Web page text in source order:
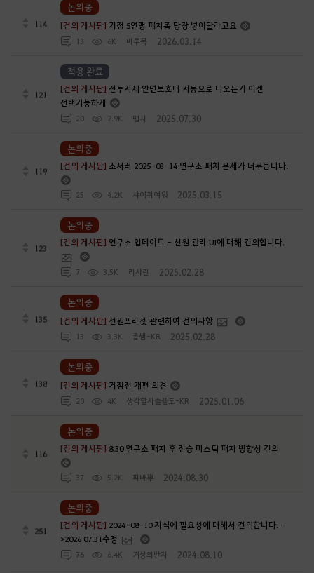
114 [건의 게시판] 거점 5연맹 패치좀 당장 넣어달라고요
13 6K 미루목 2026.03.14
논의중
121
[건의 게시판] 전투자세 안면보호대 자동으로 나오는거 이젠
선택가능하게
20 2.9K 맵시 2025.07.30
적용 완료
119 [건의 게시판]소서러 2025-03-14 연구소 패치 문제가 너무큽니다.
25 4.2K 샤이귀여워 2025.03.15
논의중
123
[건의 게시판] 연구소 업데이트 - 선원 관리 UI에 대해 건의합니다.
7 3.5K 리사린 2025.02.28
논의중
135 [건의 게시판]선원프리셋 관련하여 건의사항
13 3.3K 좀썜-KR 2025.02.28
논의중
138 [건의 게시판] 거점전 개편 의견
20 4K 생각할사슬플도-KR 2025.01.06
논의중
116 [건의 게시판] 8.30 연구소 패치 후 전승 미스틱 패치 방향성 건의
37 5.2K 피빠뿌 2024.08.30
논의중
251
[건의 게시판] 2024-08-10 지식에 필요성에 대해서 건의합니다. -
>2026 07.31수정
76 6.4K 거상의반지 2024.08.10
논의중